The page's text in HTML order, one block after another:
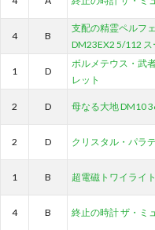
4 B
支配の精霊ペルフ
DM23EX2 5/112 ス
1 D
ボルメテウス・武
レット
2 D 母なる大地 DM10
2 D クリスタル・パラ
1 B 超電磁トワイライ
4 B 終止の時計 ザ・ミ